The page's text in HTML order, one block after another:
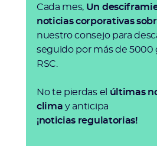
Cada mes, Un
noticias corporativas
nuestro consejo para
seguido por más de 5000
RSC.
No te pierdas el últimas
clima y anticipa
¡noticias regulatorias!